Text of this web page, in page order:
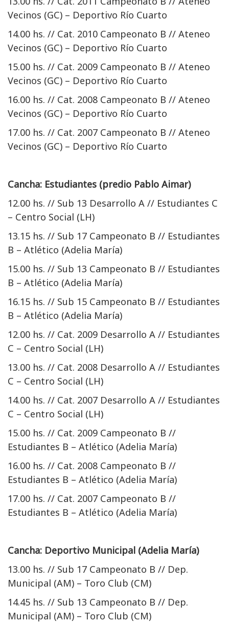
Vecinos (GC) – Deportivo Río Cuarto
14.00 hs. // Cat. 2010 Campeonato B // Ateneo
Vecinos (GC) – Deportivo Río Cuarto
15.00 hs. // Cat. 2009 Campeonato B // Ateneo
Vecinos (GC) – Deportivo Río Cuarto
16.00 hs. // Cat. 2008 Campeonato B // Ateneo
Vecinos (GC) – Deportivo Río Cuarto
17.00 hs. // Cat. 2007 Campeonato B // Ateneo
Vecinos (GC) – Deportivo Río Cuarto
Cancha: Estudiantes (predio Pablo Aimar)
12.00 hs. // Sub 13 Desarrollo A // Estudiantes C
– Centro Social (LH)
13.15 hs. // Sub 17 Campeonato B // Estudiantes
B – Atlético (Adelia María)
15.00 hs. // Sub 13 Campeonato B // Estudiantes
B – Atlético (Adelia María)
16.15 hs. // Sub 15 Campeonato B // Estudiantes
B – Atlético (Adelia María)
12.00 hs. // Cat. 2009 Desarrollo A // Estudiantes
C – Centro Social (LH)
13.00 hs. // Cat. 2008 Desarrollo A // Estudiantes
C – Centro Social (LH)
14.00 hs. // Cat. 2007 Desarrollo A // Estudiantes
C – Centro Social (LH)
15.00 hs. // Cat. 2009 Campeonato B //
Estudiantes B – Atlético (Adelia María)
16.00 hs. // Cat. 2008 Campeonato B //
Estudiantes B – Atlético (Adelia María)
17.00 hs. // Cat. 2007 Campeonato B //
Estudiantes B – Atlético (Adelia María)
Cancha: Deportivo Municipal (Adelia María)
13.00 hs. // Sub 17 Campeonato B // Dep.
Municipal (AM) – Toro Club (CM)
14.45 hs. // Sub 13 Campeonato B // Dep.
Municipal (AM) – Toro Club (CM)